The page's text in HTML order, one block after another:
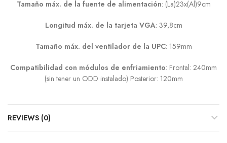
Tamaño máx. de la fuente de alimentación: (La)23x(Al)9cm
Longitud máx. de la tarjeta VGA: 39,8cm
Tamaño máx. del ventilador de la UPC: 159mm
Compatibilidad con módulos de enfriamiento: Frontal: 240mm
(sin tener un ODD instalado) Posterior: 120mm
REVIEWS (0)